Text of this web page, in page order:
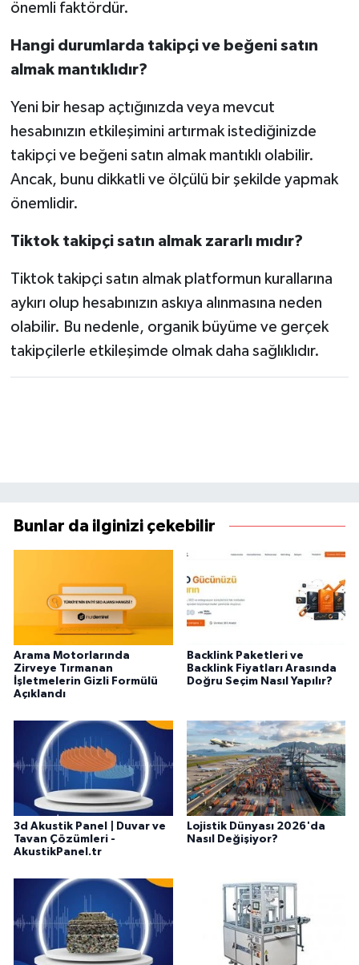
önemli faktördür.
Hangi durumlarda takipçi ve beğeni satın
almak mantıklıdır?
Yeni bir hesap açtığınızda veya mevcut
hesabınızın etkileşimini artırmak istediğinizde
takipçi ve beğeni satın almak mantıklı olabilir.
Ancak, bunu dikkatli ve ölçülü bir şekilde yapmak
önemlidir.
Tiktok takipçi satın almak zararlı mıdır?
Tiktok takipçi satın almak platformun kurallarına
aykırı olup hesabınızın askıya alınmasına neden
olabilir. Bu nedenle, organik büyüme ve gerçek
takipçilerle etkileşimde olmak daha sağlıklıdır.
Bunlar da ilginizi çekebilir
Arama Motorlarında
Zirveye Tırmanan
İşletmelerin Gizli Formülü
Açıklandı
Backlink Paketleri ve
Backlink Fiyatları Arasında
Doğru Seçim Nasıl Yapılır?
3d Akustik Panel | Duvar ve
Tavan Çözümleri -
AkustikPanel.tr
Lojistik Dünyası 2026'da
Nasıl Değişiyor?